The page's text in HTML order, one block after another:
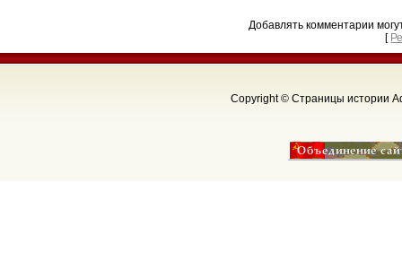
Добавлять комментарии
[
Copyright © Страницы истории